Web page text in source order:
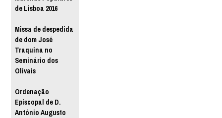
de Lisboa 2016
Missa de despedida
de dom José
Traquina no
Seminário dos
Olivais
Ordenação
Episcopal de D.
António Augusto